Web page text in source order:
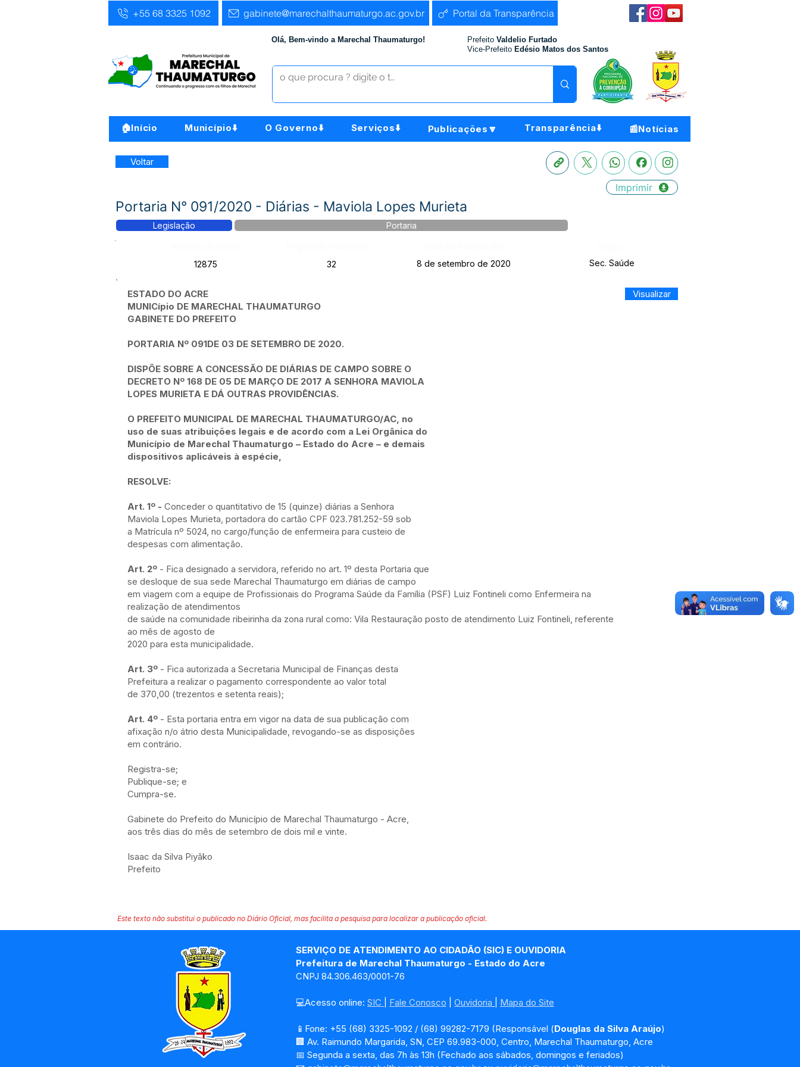
+55 68 3325 1092 gabinete@marechalthaumaturgo.ac.gov.br Portal da Transparência
Olá, Bem-vindo a Marechal Thaumaturgo! Prefeito Valdelio Furtado
Vice-Prefeito Edésio Matos dos Santos
🏠Início Município⬇️ O Governo⬇️ Serviços⬇️ Publicações🔽 Transparência⬇️ 📰Notícias
Voltar
Imprimir
Portaria N° 091/2020 - Diárias - Maviola Lopes Murieta
Legislação Portaria
12875
32 8 de setembro de 2020 Sec. Saúde
ESTADO DO ACRE
MUNICípio DE MARECHAL THAUMATURGO
GABINETE DO PREFEITO
PORTARIA Nº 091DE 03 DE SETEMBRO DE 2020.
DISPÕE SOBRE A CONCESSÃO DE DIÁRIAS DE CAMPO SOBRE O
DECRETO Nº 168 DE 05 DE MARÇO DE 2017 A SENHORA MAVIOLA
LOPES MURIETA E DÁ OUTRAS PROVIDÊNCIAS.
O PREFEITO MUNICIPAL DE MARECHAL THAUMATURGO/AC, no
uso de suas atribuições legais e de acordo com a Lei Orgânica do
Município de Marechal Thaumaturgo – Estado do Acre – e demais
dispositivos aplicáveis à espécie,
RESOLVE:
Art. 1º - Conceder o quantitativo de 15 (quinze) diárias a Senhora
Maviola Lopes Murieta, portadora do cartão CPF 023.781.252-59 sob
a Matrícula nº 5024, no cargo/função de enfermeira para custeio de
despesas com alimentação.
Art. 2º - Fica designado a servidora, referido no art. 1º desta Portaria que
se desloque de sua sede Marechal Thaumaturgo em diárias de campo
em viagem com a equipe de Profissionais do Programa Saúde da Família (PSF) Luiz Fontineli como Enfermeira na
realização de atendimentos
de saúde na comunidade ribeirinha da zona rural como: Vila Restauração posto de atendimento Luiz Fontineli, referente
ao mês de agosto de
2020 para esta municipalidade.
Art. 3º - Fica autorizada a Secretaria Municipal de Finanças desta
Prefeitura a realizar o pagamento correspondente ao valor total
de 370,00 (trezentos e setenta reais);
Art. 4º - Esta portaria entra em vigor na data de sua publicação com
afixação n/o átrio desta Municipalidade, revogando-se as disposições
em contrário.
Registra-se;
Publique-se; e
Cumpra-se.
Gabinete do Prefeito do Município de Marechal Thaumaturgo - Acre,
aos três dias do mês de setembro de dois mil e vinte.
Isaac da Silva Piyãko
Prefeito
Visualizar
Este texto não substitui o publicado no Diário Oficial, mas facilita a pesquisa para localizar a publicação oficial.
SERVIÇO DE ATENDIMENTO AO CIDADÃO (SIC) E OUVIDORIA
Prefeitura de Marechal Thaumaturgo - Estado do Acre
CNPJ 84.306.463/0001-76
💻Acesso online: SIC Fale Conosco Ouvidoria Mapa do Site
📱Fone: +55 (68) 3325-1092 / (68) 99282-7179 (Responsável (Douglas da Silva Araújo)
🏢 Av. Raimundo Margarida, SN, CEP 69.983-000, Centro, Marechal Thaumaturgo, Acre
📅 Segunda a sexta, das 7h às 13h (Fechado aos sábados, domingos e feriados)